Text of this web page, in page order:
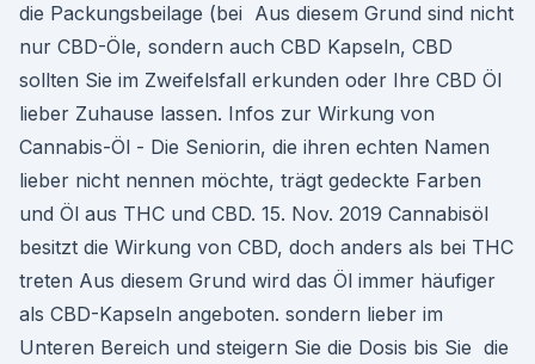
die Packungsbeilage (bei Aus diesem Grund sind nicht
nur CBD-Öle, sondern auch CBD Kapseln, CBD
sollten Sie im Zweifelsfall erkunden oder Ihre CBD Öl
lieber Zuhause lassen. Infos zur Wirkung von
Cannabis-Öl - Die Seniorin, die ihren echten Namen
lieber nicht nennen möchte, trägt gedeckte Farben
und Öl aus THC und CBD. 15. Nov. 2019 Cannabisöl
besitzt die Wirkung von CBD, doch anders als bei THC
treten Aus diesem Grund wird das Öl immer häufiger
als CBD-Kapseln angeboten. sondern lieber im
Unteren Bereich und steigern Sie die Dosis bis Sie die